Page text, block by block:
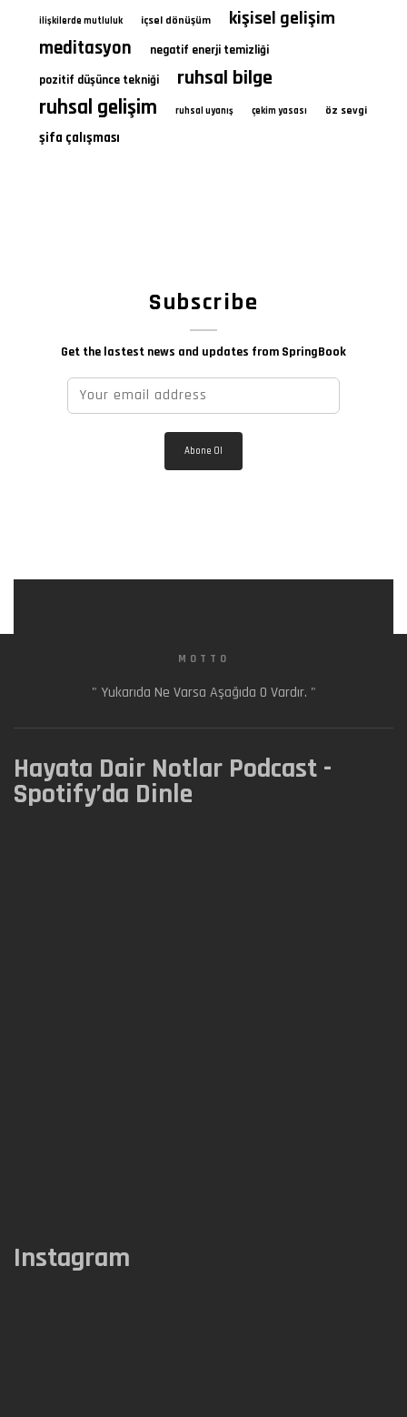
ilişkilerde mutluluk içsel dönüşüm
kişisel gelişim
meditasyon
negatif enerji temizliği
pozitif düşünce tekniği
ruhsal bilge
ruhsal gelişim
ruhsal uyanış çekim yasası öz sevgi
şifa çalışması
Subscribe
Get the lastest news and updates from SpringBook
MOTTO
" Yukarıda Ne Varsa Aşağıda O Vardır. "
Hayata Dair Notlar Podcast -
Spotify’da Dinle
Instagram